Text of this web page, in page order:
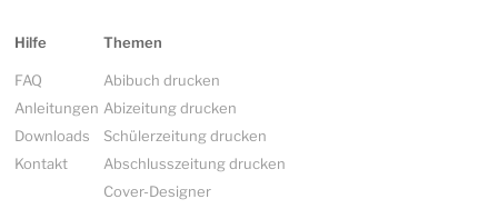
Hilfe
FAQ
Anleitungen
Downloads
Kontakt
Themen
Abibuch drucken
Abizeitung drucken
Schülerzeitung drucken
Abschlusszeitung drucken
Cover-Designer